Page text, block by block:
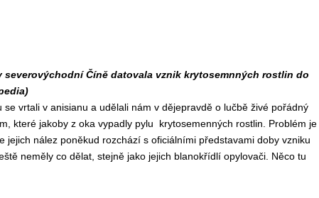
Číně datovala vznik krytosemnných rostlin do
vrtali v anisianu a udělali nám v dějepravdě o lučbě živé pořádný
které jakoby z oka vypadly pylu krytosemenných rostlin. Problém je
nález poněkud rozchází s oficiálními představami doby vzniku
neměly co dělat, stejně jako jejich blanokřídlí opylovači. Něco tu